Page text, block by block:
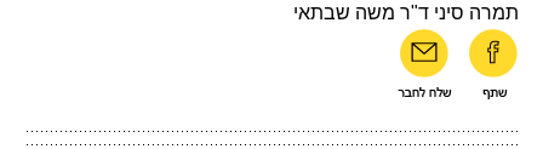
תמרה סיני ד"ר משה שבתאי